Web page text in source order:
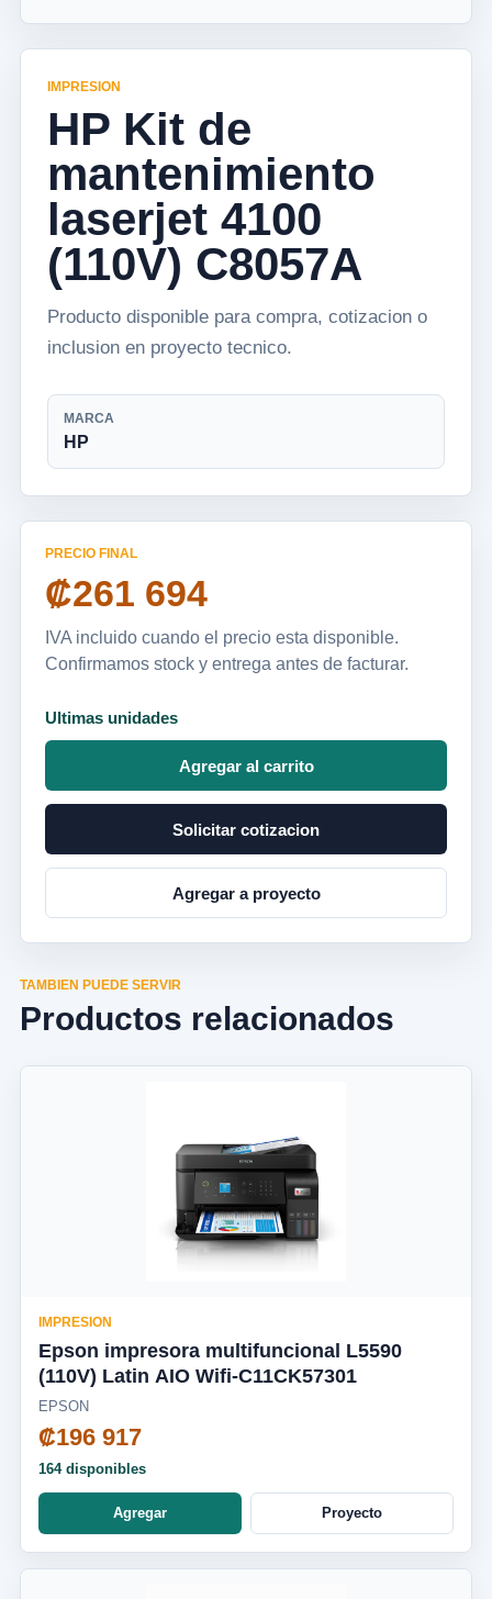
IMPRESION
HP Kit de
mantenimiento
laserjet 4100
(110V) C8057A
Producto disponible para compra, cotizacion o
inclusion en proyecto tecnico.
MARCA
HP
PRECIO FINAL
₡261 694
IVA incluido cuando el precio esta disponible.
Confirmamos stock y entrega antes de facturar.
Ultimas unidades
Agregar al carrito
Solicitar cotizacion
Agregar a proyecto
TAMBIEN PUEDE SERVIR
Productos relacionados
IMPRESION
Epson impresora multifuncional L5590
(110V) Latin AIO Wifi-C11CK57301
EPSON
₡196 917
164 disponibles
Agregar Proyecto